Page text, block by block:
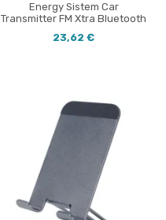
Energy Sistem Car
Transmitter FM Xtra Bluetooth
23,62 €